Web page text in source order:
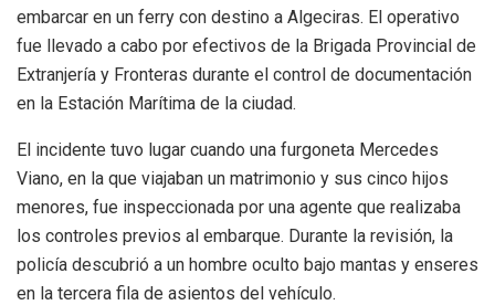
embarcar en un ferry con destino a Algeciras. El operativo
fue llevado a cabo por efectivos de la Brigada Provincial de
Extranjería y Fronteras durante el control de documentación
en la Estación Marítima de la ciudad.
El incidente tuvo lugar cuando una furgoneta Mercedes
Viano, en la que viajaban un matrimonio y sus cinco hijos
menores, fue inspeccionada por una agente que realizaba
los controles previos al embarque. Durante la revisión, la
policía descubrió a un hombre oculto bajo mantas y enseres
en la tercera fila de asientos del vehículo.